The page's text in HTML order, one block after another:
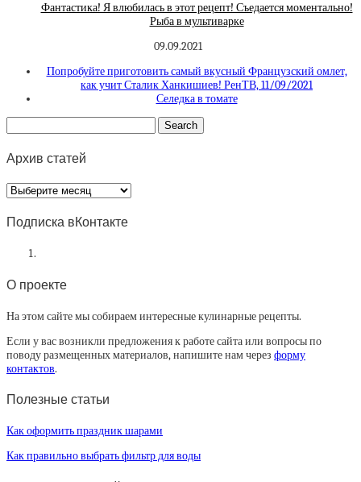
Фантастика! Я влюбилась в этот рецепт! Съедается моментально!
Рыба в мультиварке
09.09.2021
Попробуйте приготовить самый вкусный Французский омлет,
как учит Сталик Ханкишиев! РенТВ, 11/09/2021
Селедка в томате
Архив статей
Архив
статей
Подписка вКонтакте
О проекте
На этом сайте мы собираем интересные кулинарные рецепты.
Если у вас возникли предложения к работе сайта или вопросы по
поводу размещенных материалов, напишите нам через форму
контактов.
Полезные статьи
Как оформить праздник шарами
Как правильно выбрать фильтр для воды